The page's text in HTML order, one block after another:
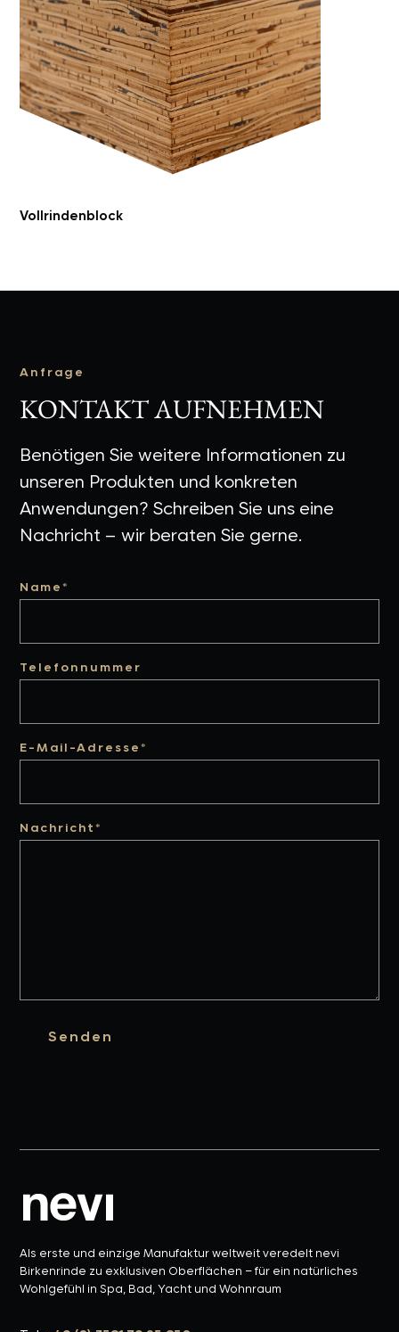
Größe Standard-Block: 1.500 mm x 450 mm x
300 mm
Small-Block: 450 mm x 200 mm x 100 mm
Vollrindenblock
Anfrage
KONTAKT AUFNEHMEN
Benötigen Sie weitere Informationen zu
unseren Produkten und konkreten
Anwendungen? Schreiben Sie uns eine
Nachricht – wir beraten Sie gerne.
Name*
Telefonnummer
E-Mail-Adresse*
Nachricht*
Senden
Als erste und einzige Manufaktur weltweit veredelt nevi
Birkenrinde zu exklusiven Oberflächen – für ein natürliches
Wohlgefühl in Spa, Bad, Yacht und Wohnraum